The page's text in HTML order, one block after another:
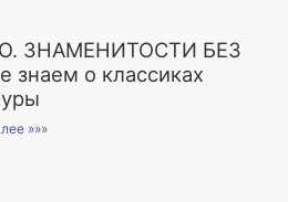
ЗНАМЕНИТОСТИ БЕЗ
о классиках
»»»